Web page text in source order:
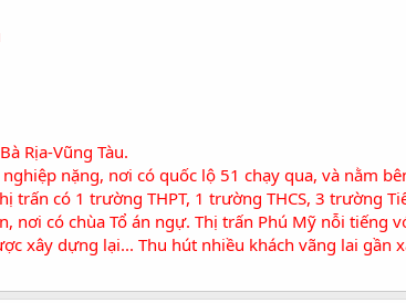
Bà Rịa-Vũng Tàu.
nặng, nơi có quốc lộ 51 chạy qua, và nằm
trấn có 1 trường THPT, 1 trường THCS, 3 trường
nơi có chùa Tổ án ngự. Thị trấn Phú Mỹ nỗi tiếng
xây dựng lại... Thu hút nhiều khách vãng lai gần